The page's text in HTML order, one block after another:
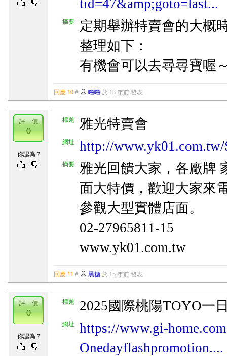
tid=47&amp;goto=last...
摘要
定期舉辦特賣會的大概
整理如下：
有機會可以去尋尋寶喔
回應 10 # 嚕嚕於 18 年前發表
標題 雅光特賣會
網址 http://
摘要
雅光回饋大家，各廠牌
面大特價，歡迎大家來
參觀大型實體店面。
02-27965811-15
www.yk01.com.tw
評 價
0
你認為？
回應 11 # 黑糖於 15 年前發表
標題 2025國際桃陽TOYO一
網址
https://www.gi-
Onedayflashpromotion....
評 價
0
你認為？